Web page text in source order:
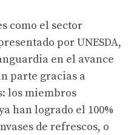
como el sector
por UNESDA,
en el avance
parte gracias a
los miembros
han logrado el 100%
de refrescos, o